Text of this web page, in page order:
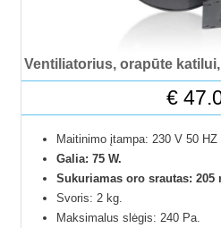
Ventiliatorius, orapūte
€
Maitinimo įtampa: 230 V 50
Galia: 75 W.
Sukuriamas oro srautas: 205
Svoris: 2 kg.
Maksimalus slėgis: 240 Pa.